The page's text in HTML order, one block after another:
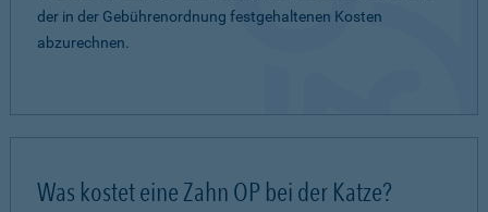
der in der Gebührenordnung festgehaltenen Kosten
abzurechnen.
Was kostet eine Zahn OP bei der Katze?